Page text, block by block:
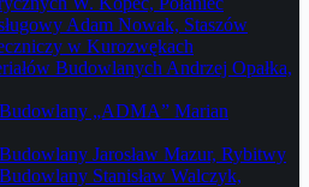
Adam Nowak, Staszów
w Kurozwękach
Budowlanych Andrzej Opałka,
„ADMA” Marian
Jarosław Mazur, Rybitwy
Stanisław Walczyk,